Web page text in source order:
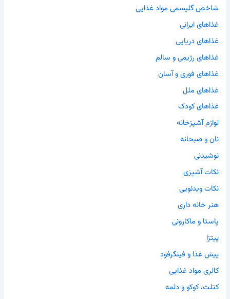
شاخص گلیسمی مواد غذایی
غذاهای ایرانی
غذاهای دریایی
غذاهای رژیمی و سالم
غذاهای فوری و آسان
غذاهای ملل
غذاهای کودک
لوازم آشپزخانه
نان و صبحانه
نوشیدنی
نکات آشپزی
نکات ویدئویی
هنر خانه داری
پاستا و ماکارونی
پیتزا
پیش غذا و فینگرفود
کالری مواد غذایی
کتلت، کوکو و دلمه